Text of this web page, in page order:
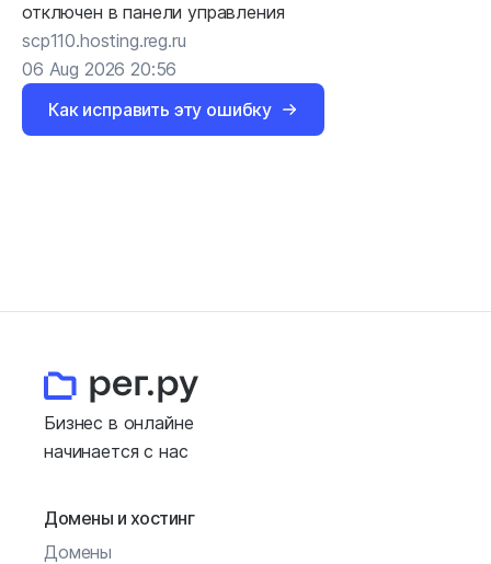
отключен в панели управления
scp110.hosting.reg.ru
06 Aug 2026 20:56
Как исправить эту ошибку
Бизнес в онлайне
начинается с нас
Домены и хостинг
Домены